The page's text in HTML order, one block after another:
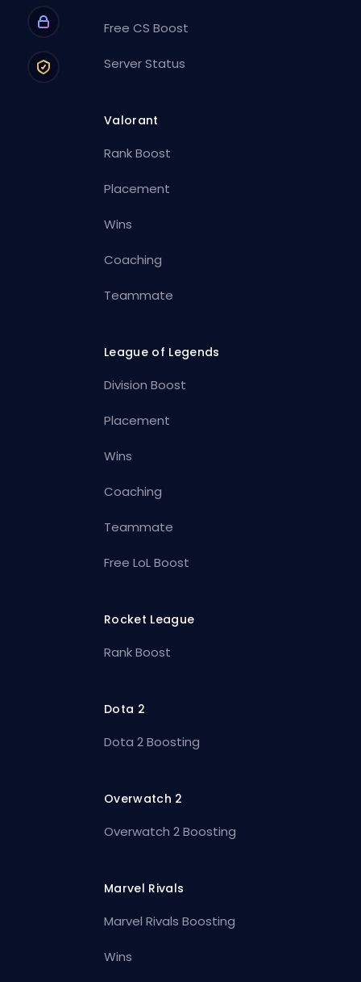
Free CS Boost
Server Status
Valorant
Rank Boost
Placement
Wins
Coaching
Teammate
League of Legends
Division Boost
Placement
Wins
Coaching
Teammate
Free LoL Boost
Rocket League
Rank Boost
Dota 2
Dota 2 Boosting
Overwatch 2
Overwatch 2 Boosting
Marvel Rivals
Marvel Rivals Boosting
Wins